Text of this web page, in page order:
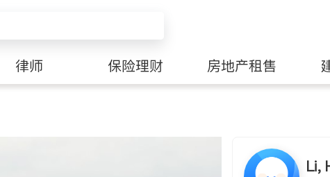
律师 保险理财 房地产租售
Li,